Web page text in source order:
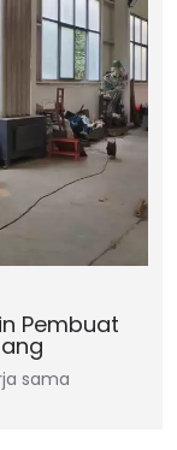
Pembuat
sama